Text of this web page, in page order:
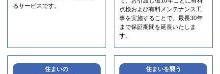
るサービスです。
点検および有料メンテナンス工
事を実施することで、最長30年
まで保証期間を延長いたしま
す。
住まいの
住まいを襲う